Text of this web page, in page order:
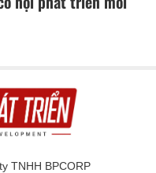
TNHH BPCORP